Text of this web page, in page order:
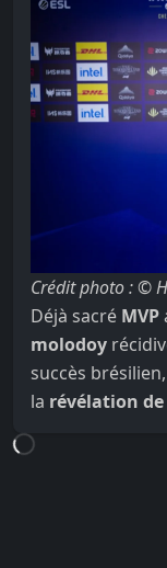
Crédit photo : ©
Déjà sacré MVP
molodoy
succès
la révélation de